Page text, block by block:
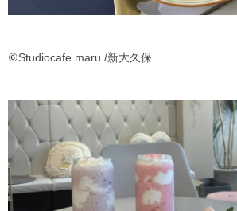
⑥Studiocafe maru /新大久保